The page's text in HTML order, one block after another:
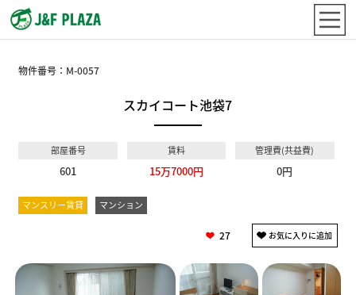
物件番号： M-0057
スカイコート池袋7
部屋番号
601
賃料
15万7000円
管理費(共益費)
0円
マンスリー賃貸 マンション
27